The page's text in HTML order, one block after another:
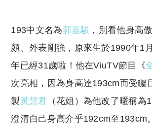
193中文名為郭嘉駿 ，別看他身高
顏、外表剛強，原來生於1990年1
年已經31歲啦！他在ViuTV節目《
次亮相，因為身高達193cm而受矚
製黃慧君 （花姐）為他改了暱稱為
澄清自己身高介乎192cm至193cm